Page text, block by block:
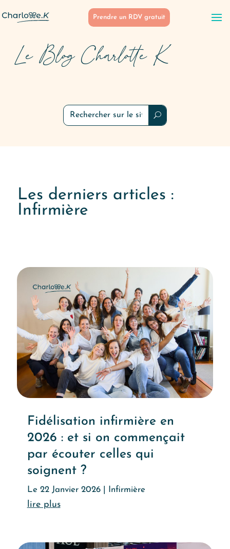
Prendre un RDV gratuit
Le Blog Charlotte K
Les derniers articles :
Infirmière
Fidélisation infirmière en
2026 : et si on commençait
par écouter celles qui
soignent ?
Le 22 Janvier 2026| Infirmière
Lire l'article